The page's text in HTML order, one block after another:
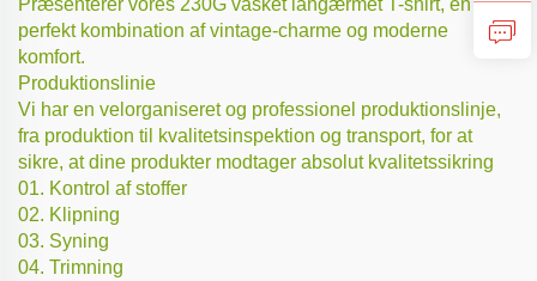
perfekt kombination af vintage-charme og moderne
komfort.
Produktionslinie
Vi har en velorganiseret og professionel produktionslinje,
fra produktion til kvalitetsinspektion og transport, for at
sikre, at dine produkter modtager absolut kvalitetssikring
01. Kontrol af stoffer
02. Klipning
03. Syning
04. Trimning